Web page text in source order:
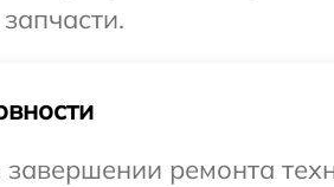
ремонта